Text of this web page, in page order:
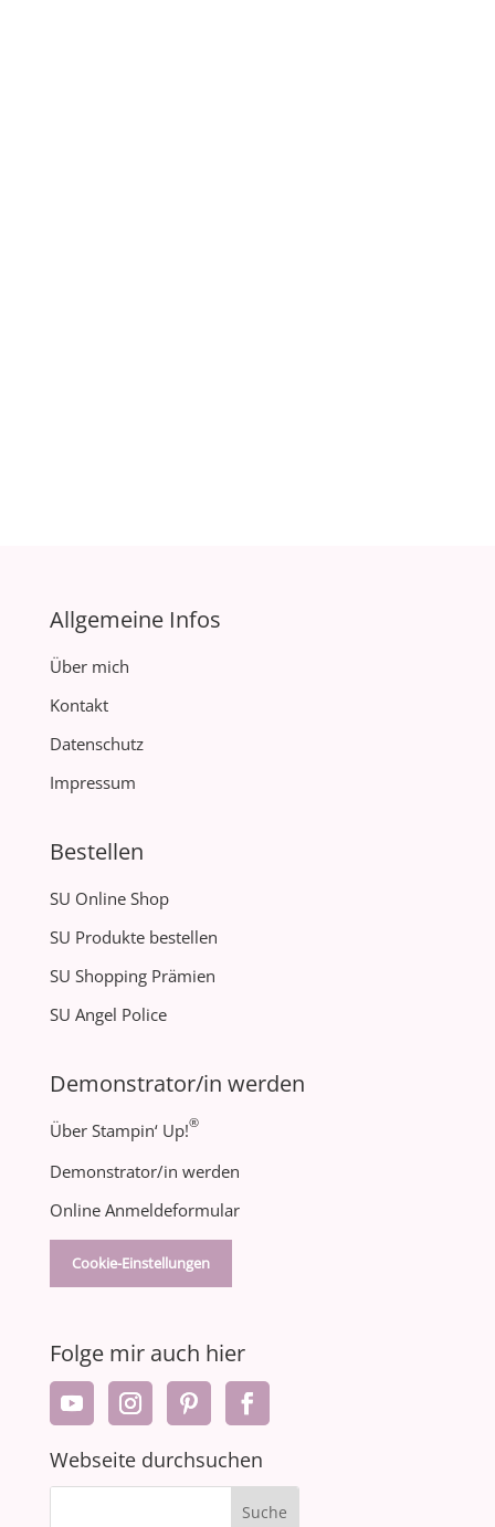
Allgemeine Infos
Über mich
Kontakt
Datenschutz
Impressum
Bestellen
SU Online Shop
SU Produkte bestellen
SU Shopping Prämien
SU Angel Police
Demonstrator/in werden
Über Stampin‘ Up!®
Demonstrator/in werden
Online Anmeldeformular
Cookie-Einstellungen
Folge mir auch hier
Webseite durchsuchen